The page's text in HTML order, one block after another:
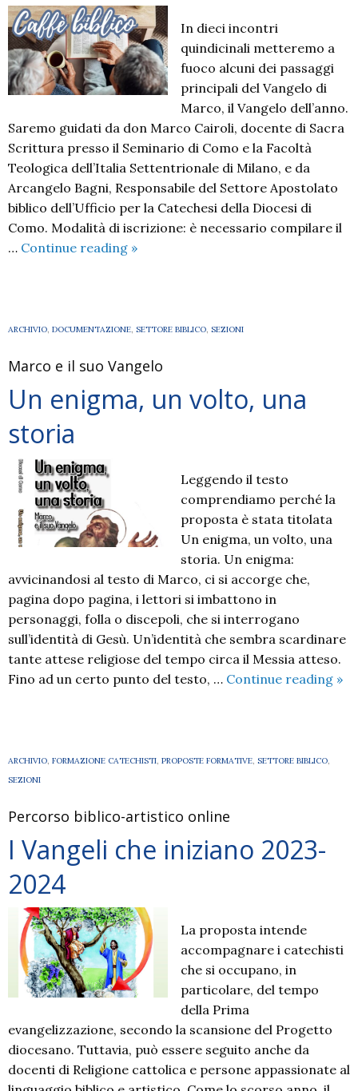
In dieci incontri
quindicinali metteremo a
fuoco alcuni dei passaggi
principali del Vangelo di
Marco, il Vangelo dell’anno.
Saremo guidati da don Marco Cairoli, docente di Sacra
Scrittura presso il Seminario di Como e la Facoltà
Teologica dell’Italia Settentrionale di Milano, e da
Arcangelo Bagni, Responsabile del Settore Apostolato
biblico dell’Ufficio per la Catechesi della Diocesi di
Como. Modalità di iscrizione: è necessario compilare il
… Continue reading Caffè
»
ARCHIVIO, DOCUMENTAZIONE, SETTORE BIBLICO, SEZIONI
Marco e il suo Vangelo
Un enigma, un volto, una
storia
Leggendo il testo
comprendiamo perché la
proposta è stata titolata
Un enigma, un volto, una
storia. Un enigma:
avvicinandosi al testo di Marco, ci si accorge che,
pagina dopo pagina, i lettori si imbattono in
personaggi, folla o discepoli, che si interrogano
sull’identità di Gesù. Un’identità che sembra scardinare
tante attese religiose del tempo circa il Messia atteso.
Fino ad un certo punto del testo, … Continue reading Un
»
ARCHIVIO, FORMAZIONE CATECHISTI, PROPOSTE FORMATIVE, SETTORE BIBLICO,
SEZIONI
Percorso biblico-artistico online
I Vangeli che iniziano 2023-
2024
La proposta intende
accompagnare i catechisti
che si occupano, in
particolare, del tempo
della Prima
evangelizzazione, secondo la scansione del Progetto
diocesano. Tuttavia, può essere seguito anche da
docenti di Religione cattolica e persone appassionate al